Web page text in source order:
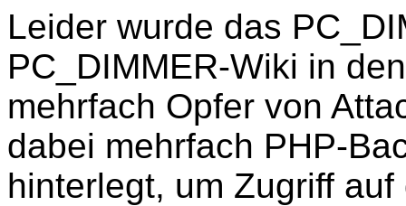
Leider wurde das
PC_DIMMER-Wiki in
mehrfach Opfer von
dabei mehrfach PHP-
hinterlegt, um Zugriff